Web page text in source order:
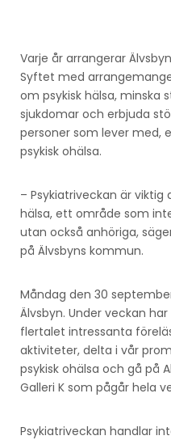
Varje år arrangerar
Syftet med
om psykisk hälsa, minska
sjukdomar och erbjuda
personer som lever med,
psykisk ohälsa.
– Psykiatriveckan är
hälsa, ett område som
utan också anhöriga,
på Älvsbyns kommun.
Måndag den 30
Älvsbyn. Under veckan
flertalet intressanta
aktiviteter, delta i vår
psykisk ohälsa och gå på
Galleri K som pågår hela
Psykiatriveckan handlar